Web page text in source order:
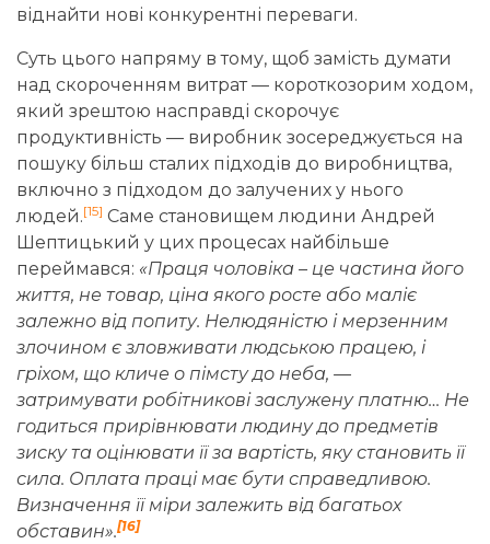
віднайти нові конкурентні переваги.
Суть цього напряму в тому, щоб замість думати
над скороченням витрат — короткозорим ходом,
який зрештою насправді скорочує
продуктивність — виробник зосереджується на
пошуку більш сталих підходів до виробництва,
включно з підходом до залучених у нього
людей.[15] Саме становищем людини Андрей
Шептицький у цих процесах найбільше
переймався: «Праця чоловіка – це частина його
життя, не товар, ціна якого росте або маліє
залежно від попиту. Нелюдяністю і мерзенним
злочином є зловживати людською працею, і
гріхом, що кличе о пімсту до неба, —
затримувати робітникові заслужену платню… Не
годиться прирівнювати людину до предметів
зиску та оцінювати її за вартість, яку становить її
сила. Оплата праці має бути справедливою.
Визначення її міри залежить від багатьох
обставин».[16]